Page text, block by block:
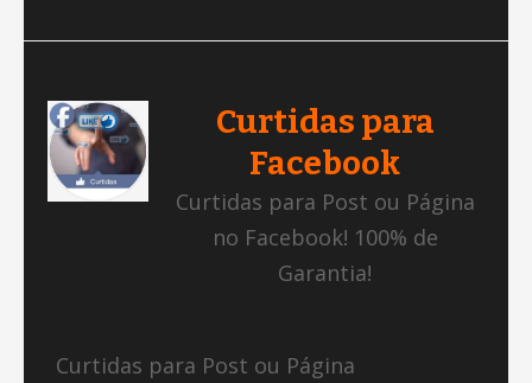
Curtidas para
Facebook
Curtidas para Post ou Página
no Facebook! 100% de
Garantia!
Curtidas para Post ou Página